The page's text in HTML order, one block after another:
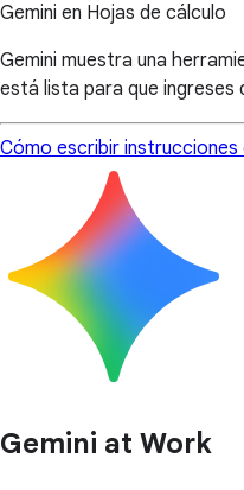
Gemini en Hojas de cálculo
Gemini muestra una
está lista para que ingreses
Cómo escribir instrucciones
Gemini at Work